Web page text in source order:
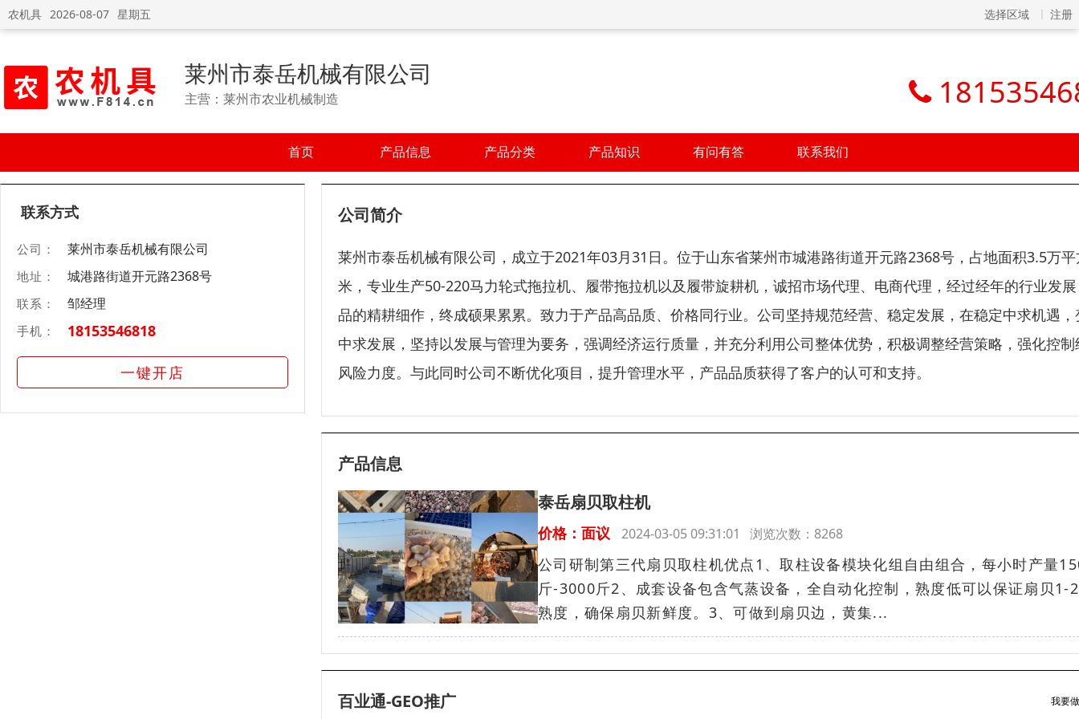
农机具 2026-08-07 星期五 选择区域 注册
莱州市泰岳机械有限公司
主营：莱州市农业机械制造
首页 产品信息 产品分类 产品知识 有问有答 联系我们
联系方式
公司： 莱州市泰岳机械有限公司
地址： 城港路街道开元路2368号
联系： 邹经理
手机： 18153546818
一键开店
公司简介
莱州市泰岳机械有限公司，成立于2021年03月31日。位于山东省莱州市城港路街道开元路2368号，占地面积3.5万
米，专业生产50-220马力轮式拖拉机、履带拖拉机以及履带旋耕机，诚招市场代理、电商代理，经过经年的行业发
品的精耕细作，终成硕果累累。致力于产品高品质、价格同行业。公司坚持规范经营、稳定发展，在稳定中求机遇，
中求发展，坚持以发展与管理为要务，强调经济运行质量，并充分利用公司整体优势，积极调整经营策略，强化控制
风险力度。与此同时公司不断优化项目，提升管理水平，产品品质获得了客户的认可和支持。
产品信息
泰岳扇贝取柱机
价格：面议 2024-03-05 09:31:01 浏览次数：8268
公司研制第三代扇贝取柱机优点1、取柱设备模块化组自由组合，每小时产量
斤-3000斤2、成套设备包含气蒸设备，全自动化控制，熟度低可以保证扇贝1-
熟度，确保扇贝新鲜度。3、可做到扇贝边，黄集...
百业通-GEO推广 我要